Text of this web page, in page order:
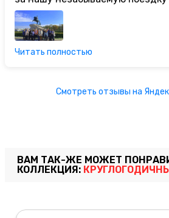
Читать полностью
Смотреть отзывы на
ВАМ ТАК-ЖЕ МОЖЕТ
КОЛЛЕКЦИЯ: